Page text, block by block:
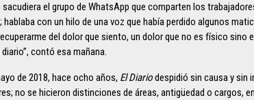
el grupo de WhatsApp que comparten los
hablaba con un hilo de una voz que había perdido algunos
del dolor que siento, un dolor que no es físico sino
diario”, contó esa mañana.
de 2018, hace ocho años, El Diariodespidió sin causa y sin
no se hicieron distinciones de áreas, antigüedad o cargos,